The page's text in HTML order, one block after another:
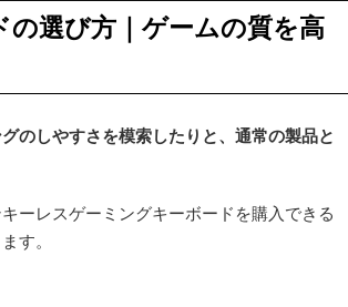
選び方｜ゲームの質を高
のしやすさを模索したりと、通常の製品と
ーレスゲーミングキーボードを購入できる
す。